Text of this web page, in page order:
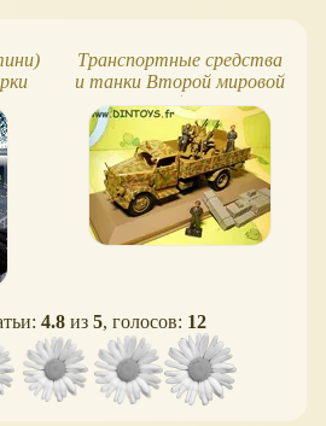
Транспортные средства
и танки Второй мировой
войны
4.8 из 5, голосов: 12